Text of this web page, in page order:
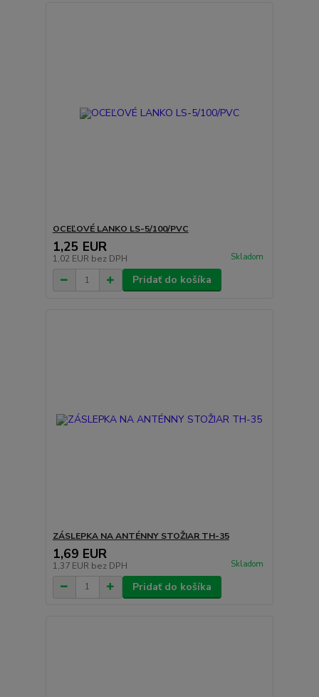
OCEĽOVÉ LANKO LS-5/100/PVC
1,25 EUR
1,02 EUR bez DPH Skladom
Pridať do košíka
ZÁSLEPKA NA ANTÉNNY STOŽIAR TH-35
1,69 EUR
1,37 EUR bez DPH Skladom
Pridať do košíka